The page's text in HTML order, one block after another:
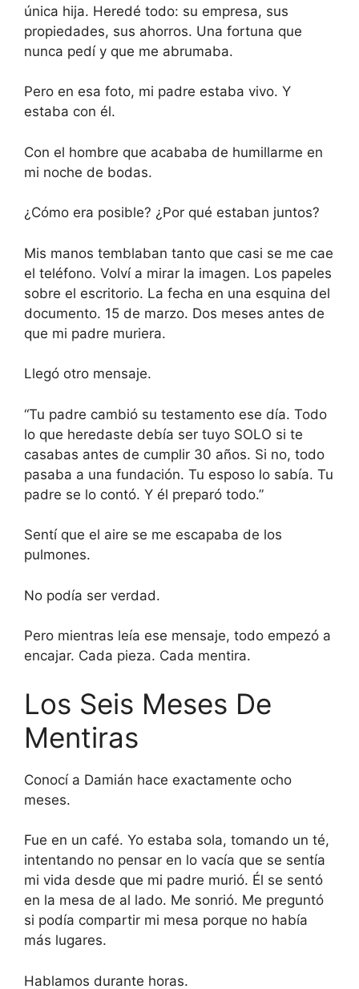
única hija. Heredé todo: su empresa, sus
propiedades, sus ahorros. Una fortuna que
nunca pedí y que me abrumaba.
Pero en esa foto, mi padre estaba vivo. Y
estaba con él.
Con el hombre que acababa de humillarme en
mi noche de bodas.
¿Cómo era posible? ¿Por qué estaban juntos?
Mis manos temblaban tanto que casi se me cae
el teléfono. Volví a mirar la imagen. Los papeles
sobre el escritorio. La fecha en una esquina del
documento. 15 de marzo. Dos meses antes de
que mi padre muriera.
Llegó otro mensaje.
“Tu padre cambió su testamento ese día. Todo
lo que heredaste debía ser tuyo SOLO si te
casabas antes de cumplir 30 años. Si no, todo
pasaba a una fundación. Tu esposo lo sabía. Tu
padre se lo contó. Y él preparó todo.”
Sentí que el aire se me escapaba de los
pulmones.
No podía ser verdad.
Pero mientras leía ese mensaje, todo empezó a
encajar. Cada pieza. Cada mentira.
Los Seis Meses De
Mentiras
Conocí a Damián hace exactamente ocho
meses.
Fue en un café. Yo estaba sola, tomando un té,
intentando no pensar en lo vacía que se sentía
mi vida desde que mi padre murió. Él se sentó
en la mesa de al lado. Me sonrió. Me preguntó
si podía compartir mi mesa porque no había
más lugares.
Hablamos durante horas.